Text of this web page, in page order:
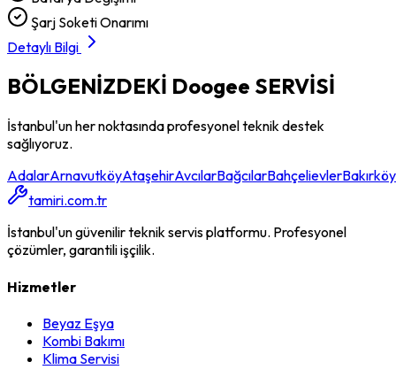
Şarj Soketi Onarımı
Detaylı Bilgi
BÖLGENİZDEKİ Doogee SERVİSİ
İstanbul'un her noktasında profesyonel teknik destek
sağlıyoruz.
AdalarArnavutköyAtaşehirAvcılarBağcılarBahçelievlerBakırköy
tamiri.com.tr
İstanbul'un güvenilir teknik servis platformu. Profesyonel
çözümler, garantili işçilik.
Hizmetler
Beyaz Eşya
Kombi Bakımı
Klima Servisi